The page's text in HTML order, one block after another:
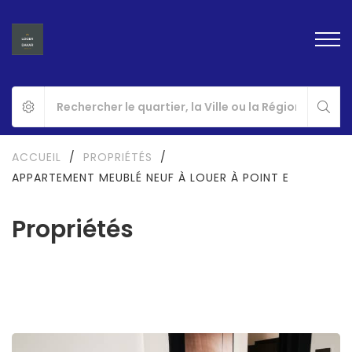
Propriétés
ACCUEIL / PROPRIÉTÉS
/
APPARTEMENT MEUBLÉ NEUF À LOUER À POINT E